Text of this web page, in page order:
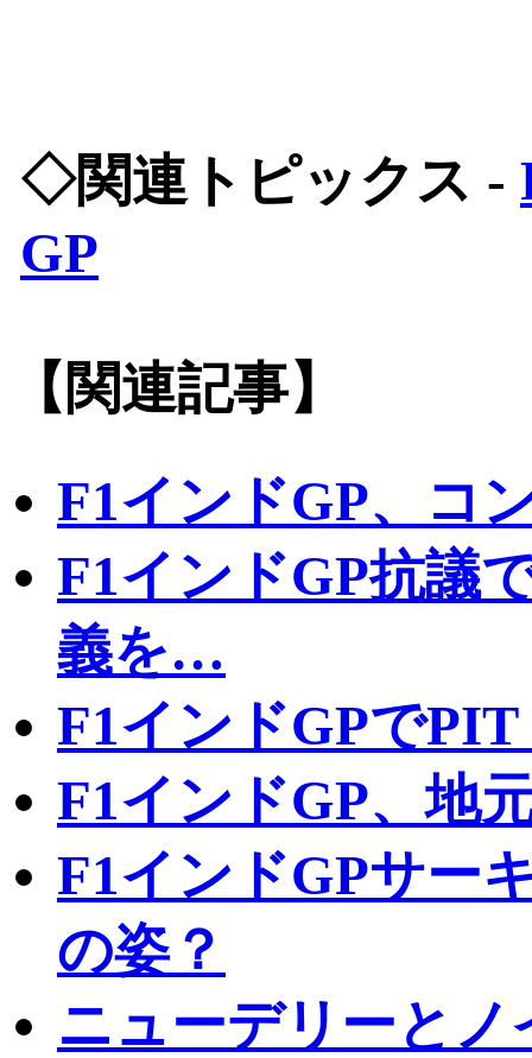
◇関連トピックス -
GP
【関連記事】
F1インドGP、コ
F1インドGP抗議
義を…
F1インドGPでPIT
F1インドGP、地
F1インドGPサー
の姿？
ニューデリーと